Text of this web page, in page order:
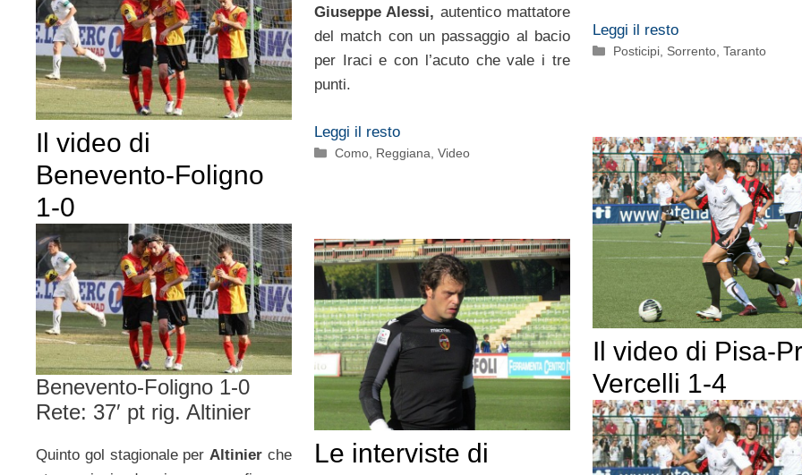
Leggi il resto
Categorie
Posticipi Sorrento ,Taranto
Giuseppe Alessi, autentico mattatore
del match con un passaggio al bacio
per Iraci e con l’acuto che vale i tre
punti.
Leggi il resto
Categorie
Como Reggiana ,Video
Il video di
Benevento-Foligno
1-0
Benevento-Foligno 1-0
Rete: 37′ pt rig. Altinier
Quinto gol stagionale perAltinier che
Il video di Pisa-
Vercelli 1-4
Le interviste di